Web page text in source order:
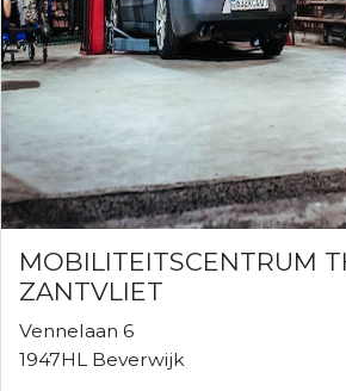
MOBILITEITSCENTRUM
ZANTVLIET
Vennelaan 6
1947HL Beverwijk